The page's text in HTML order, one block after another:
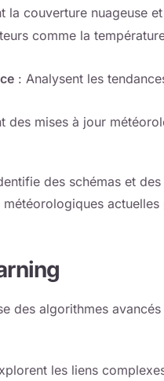
la couverture nuageuse
comme la
: Analysent les
des mises à jour
des schémas et
des algorithmes
les liens